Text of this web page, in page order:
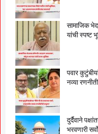
सामाजिक
यांची स्पष्ट
पवार
नव्या
दुर्दैवाने
भरवणारी